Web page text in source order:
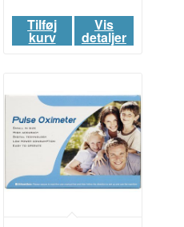
Tilføj
kurv
Vis
detaljer